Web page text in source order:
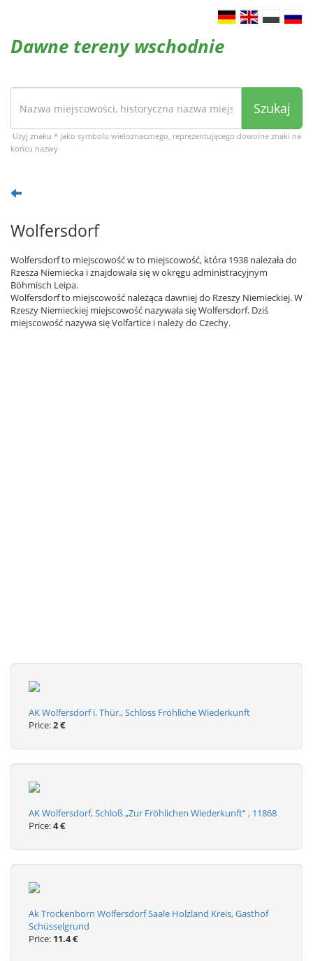
Dawne tereny wschodnie
Szukaj
Użyj znaku * jako symbolu wieloznacznego, reprezentującego dowolne znaki na
końcu nazwy
Wolfersdorf
Wolfersdorf to miejscowość w to miejscowość, która 1938 należała do
Rzesza Niemiecka i znajdowała się w okręgu administracyjnym
Böhmisch Leipa.
Wolfersdorf to miejscowość należąca dawniej do Rzeszy Niemieckiej. W
Rzeszy Niemieckiej miejscowość nazywała się Wolfersdorf. Dziś
miejscowość nazywa się Volfartice i należy do Czechy.
AK Wolfersdorf i. Thür., Schloss Fröhliche Wiederkunft
Price:2 €
AK Wolfersdorf, Schloß „Zur Fröhlichen Wiederkunft“ , 11868
Price:4 €
Ak Trockenborn Wolfersdorf Saale Holzland Kreis, Gasthof
Schüsselgrund
Price: 11.4 €